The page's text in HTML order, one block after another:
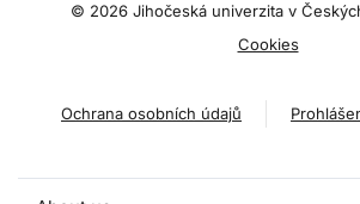
© 2026 Jihočeská univerzita v
Cookies
Ochrana osobních údajů